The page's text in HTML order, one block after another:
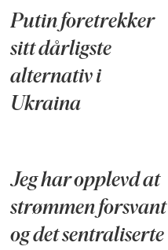
Putin foretrekker
sitt dårligste
alternativ i
Ukraina
Jeg har opplevd at
strømmen forsvant
og det sentraliserte